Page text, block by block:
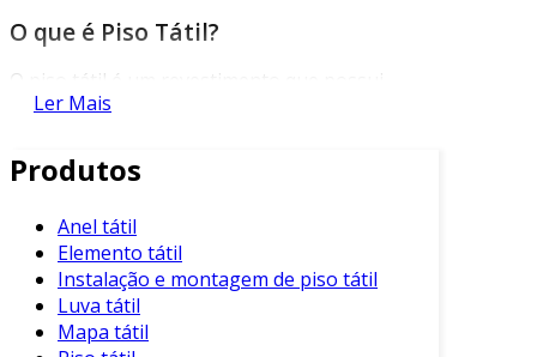
O que é Piso Tátil?
O piso tátil é um revestimento que possui
texturas distintas, projetadas especificamente
deficiência visual. Ele pode ser identificado por
através do toque e da percepção tátil. Os
principais tipos de pisos táteis incluem:
Piso Tátil Direcional
direções.
Ler Mais
Produtos
Anel tátil
Elemento tátil
Instalação e montagem de piso tátil
Luva tátil
Mapa tátil